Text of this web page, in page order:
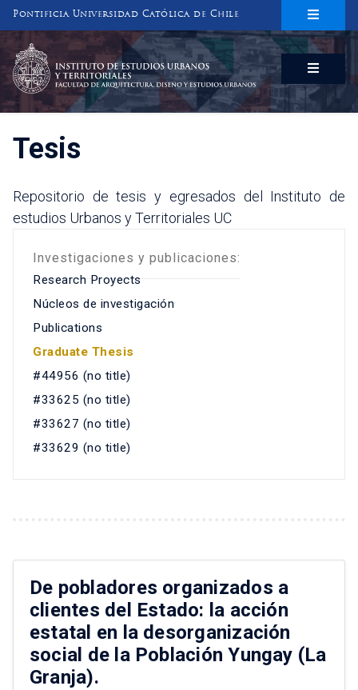
Pontificia Universidad Católica de Chile
INSTITUTO DE ESTUDIOS URBANOS
Y TERRITORIALES
FACULTAD DE ARQUITECTURA, DISEÑO Y ESTUDIOS URBANOS
Tesis
Repositorio de tesis y egresados del Instituto de
estudios Urbanos y Territoriales UC
Investigaciones y publicaciones:
Research Proyects
Núcleos de investigación
Publications
Graduate Thesis
#44956 (no title)
#33625 (no title)
#33627 (no title)
#33629 (no title)
De pobladores organizados a
clientes del Estado: la acción
estatal en la desorganización
social de la Población Yungay (La
Granja).